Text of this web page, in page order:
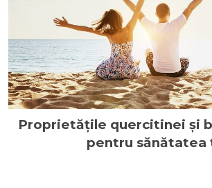
Proprietățile quercitinei și
pentru sănătatea